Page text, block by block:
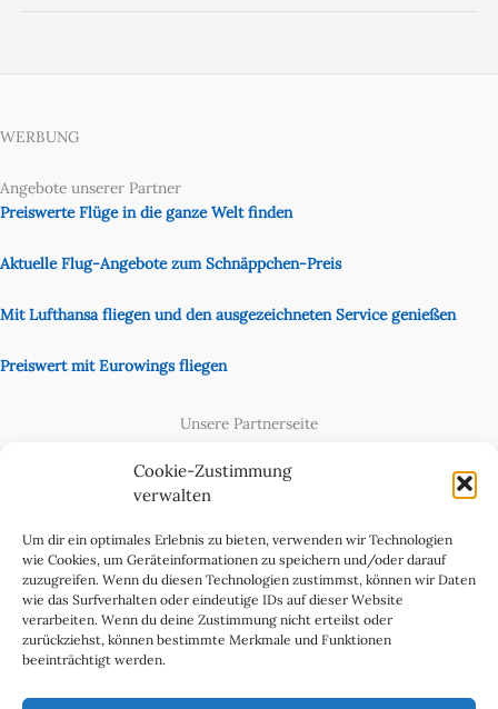
Cookie-Zustimmung
verwalten
Um dir ein optimales Erlebnis zu bieten, verwenden wir Technologien
wie Cookies, um Geräteinformationen zu speichern und/oder darauf
zuzugreifen. Wenn du diesen Technologien zustimmst, können wir Daten
wie das Surfverhalten oder eindeutige IDs auf dieser Website
verarbeiten. Wenn du deine Zustimmung nicht erteilst oder
zurückziehst, können bestimmte Merkmale und Funktionen
beeinträchtigt werden.
WERBUNG
Angebote unserer Partner
Preiswerte Flüge in die ganze Welt finden
Aktuelle Flug-Angebote zum Schnäppchen-Preis
Mit Lufthansa fliegen und den ausgezeichneten Service genießen
Preiswert mit Eurowings fliegen
Unsere Partnerseite
Cookie-Richtlinie (EU)